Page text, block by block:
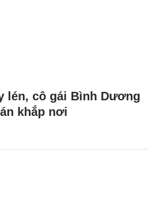
lén, cô gái Bình Dương
khắp nơi